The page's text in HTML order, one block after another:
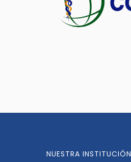
NUESTRA INSTITUCIÓN